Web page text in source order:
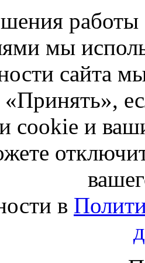
работы
мы
сайта
cookie и
в